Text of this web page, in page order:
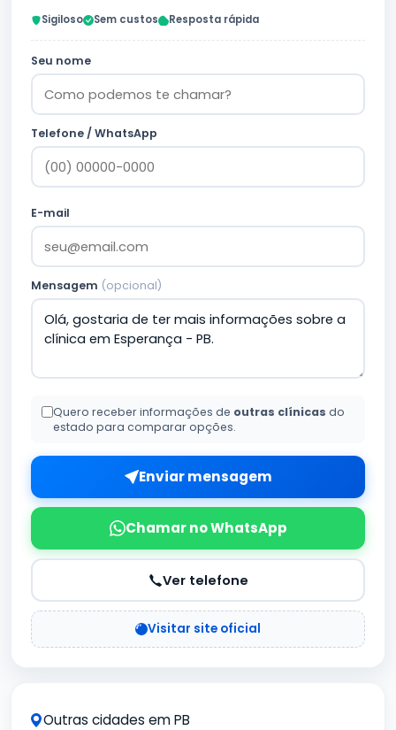
Sigiloso Sem custos Resposta rápida
Seu nome
Telefone / WhatsApp
E-mail
Mensagem (opcional)
Quero receber informações de outras clínicas do
estado para comparar opções.
Enviar mensagem
Chamar no WhatsApp
Ver telefone
Visitar site oficial
Outras cidades em PB